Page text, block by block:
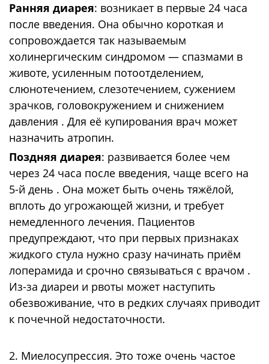
Ранняя диарея: возникает в первые 24 часа
после введения. Она обычно короткая и
сопровождается так называемым
холинергическим синдромом — спазмами в
животе, усиленным потоотделением,
слюнотечением, слезотечением, сужением
зрачков, головокружением и снижением
давления . Для её купирования врач может
назначить атропин.
Поздняя диарея: развивается более чем
через 24 часа после введения, чаще всего на
5-й день . Она может быть очень тяжёлой,
вплоть до угрожающей жизни, и требует
немедленного лечения. Пациентов
предупреждают, что при первых признаках
жидкого стула нужно сразу начинать приём
лоперамида и срочно связываться с врачом .
Из-за диареи и рвоты может наступить
обезвоживание, что в редких случаях приводит
к почечной недостаточности.
2. Миелосупрессия. Это тоже очень частое